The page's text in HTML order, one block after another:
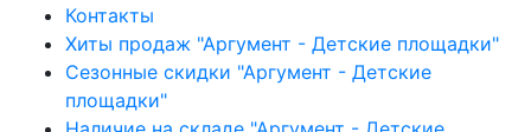
Контакты
Хиты продаж "Аргумент - Детские площадки"
Сезонные скидки "Аргумент - Детские
площадки"